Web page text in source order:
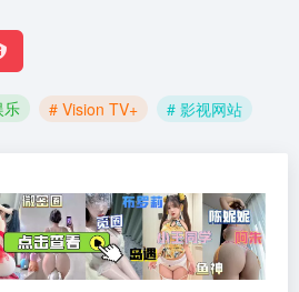
乐 # Vision TV+ # 影视网站